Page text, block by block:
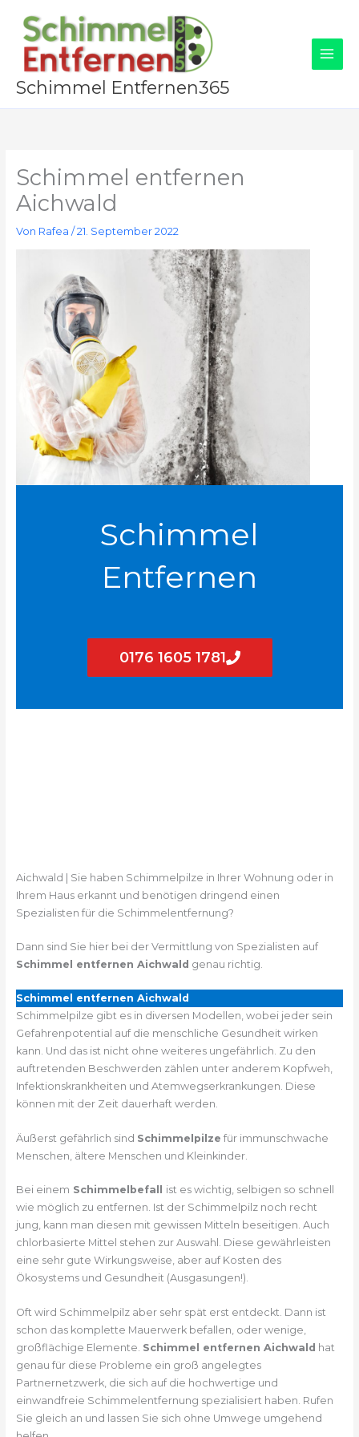
Inhalt
springen
Schimmel Entfernen365
Schimmel entfernen
Aichwald
Von Rafea /21. September 2022
Schimmel
Entfernen
0176 1605 1781
Aichwald | Sie haben Schimmelpilze in Ihrer Wohnung oder in
Ihrem Haus erkannt und benötigen dringend einen
Spezialisten für die Schimmelentfernung?
Dann sind Sie hier bei der Vermittlung von Spezialisten auf
Schimmel entfernen Aichwald genau richtig.
Schimmel entfernen Aichwald
Schimmelpilze gibt es in diversen Modellen, wobei jeder sein
Gefahrenpotential auf die menschliche Gesundheit wirken
kann. Und das ist nicht ohne weiteres ungefährlich. Zu den
auftretenden Beschwerden zählen unter anderem Kopfweh,
Infektionskrankheiten und Atemwegserkrankungen. Diese
können mit der Zeit dauerhaft werden.
Äußerst gefährlich sind Schimmelpilze für immunschwache
Menschen, ältere Menschen und Kleinkinder.
Bei einem Schimmelbefall ist es wichtig, selbigen so schnell
wie möglich zu entfernen. Ist der Schimmelpilz noch recht
jung, kann man diesen mit gewissen Mitteln beseitigen. Auch
chlorbasierte Mittel stehen zur Auswahl. Diese gewährleisten
eine sehr gute Wirkungsweise, aber auf Kosten des
Ökosystems und Gesundheit (Ausgasungen!).
Oft wird Schimmelpilz aber sehr spät erst entdeckt. Dann ist
schon das komplette Mauerwerk befallen, oder wenige,
großflächige Elemente. Schimmel entfernen Aichwald hat
genau für diese Probleme ein groß angelegtes
Partnernetzwerk, die sich auf die hochwertige und
einwandfreie Schimmelentfernung spezialisiert haben. Rufen
Sie gleich an und lassen Sie sich ohne Umwege umgehend